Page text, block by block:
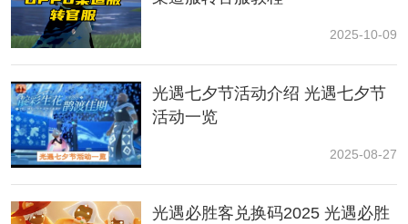
2025-10-09
光遇七夕节活动介绍 光遇七夕节
活动一览
2025-08-27
光遇必胜客兑换码2025 光遇必胜